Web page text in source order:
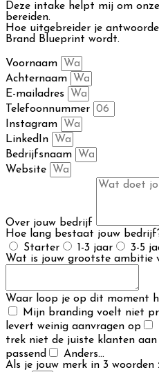
Deze intake helpt mij om
bereiden.
Hoe uitgebreider je
Brand Blueprint wordt.
Voornaam
Achternaam
E-mailadres
Telefoonnummer
Instagram
LinkedIn
Bedrijfsnaam
Website
Over jouw bedrijf
Hoe lang bestaat jouw
Starter
1-3 jaar 3-5
Wat is jouw grootste ambitie
Waar loop je op dit moment
Mijn branding voelt niet
levert weinig aanvragen op
trek niet de juiste klanten aan
passend
Anders...
Als je jouw merk in 3 woorden